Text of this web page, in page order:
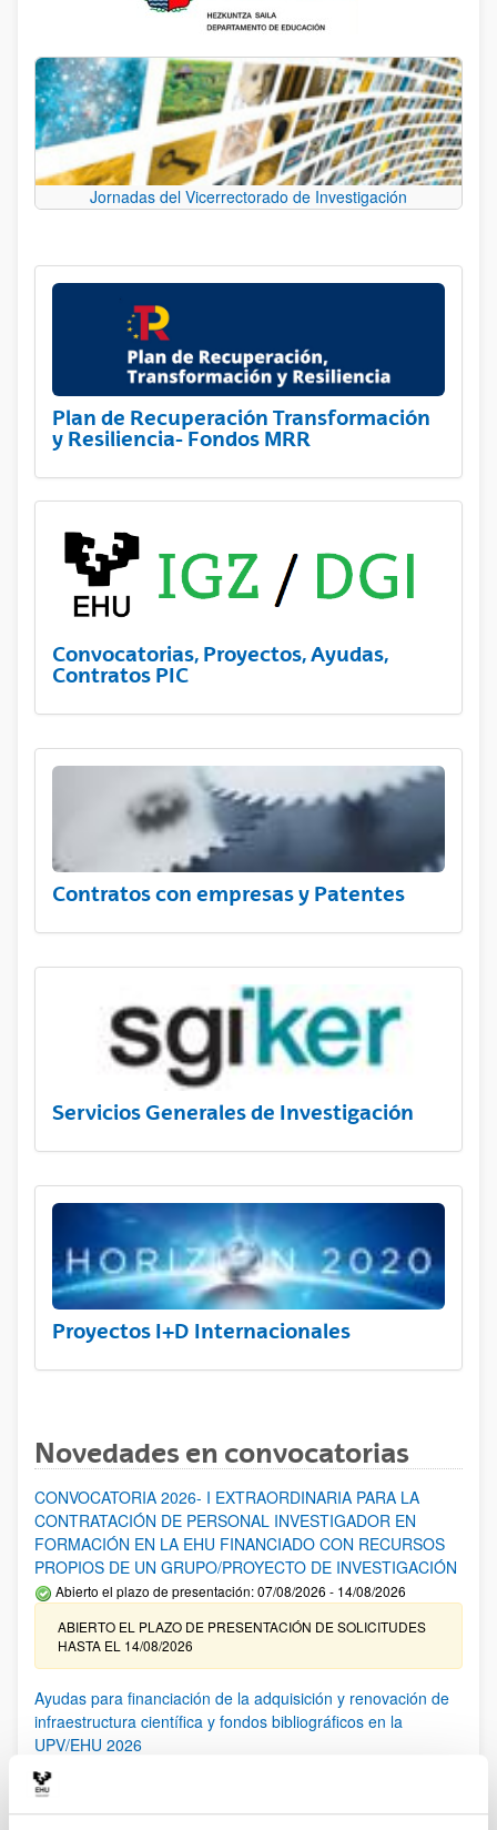
Jornadas del Vicerrectorado de Investigación
Plan de Recuperación Transformación
y Resiliencia- Fondos MRR
Convocatorias, Proyectos, Ayudas,
Contratos PIC
Contratos con empresas y Patentes
Servicios Generales de Investigación
Proyectos I+D Internacionales
Novedades en convocatorias
CONVOCATORIA 2026- I EXTRAORDINARIA PARA LA
CONTRATACIÓN DE PERSONAL INVESTIGADOR EN
FORMACIÓN EN LA EHU FINANCIADO CON RECURSOS
PROPIOS DE UN GRUPO/PROYECTO DE INVESTIGACIÓN
Abierto el plazo de presentación: 07/08/2026 - 14/08/2026
ABIERTO EL PLAZO DE PRESENTACIÓN DE SOLICITUDES
HASTA EL 14/08/2026
Ayudas para financiación de la adquisición y renovación de
infraestructura científica y fondos bibliográficos en la
UPV/EHU 2026